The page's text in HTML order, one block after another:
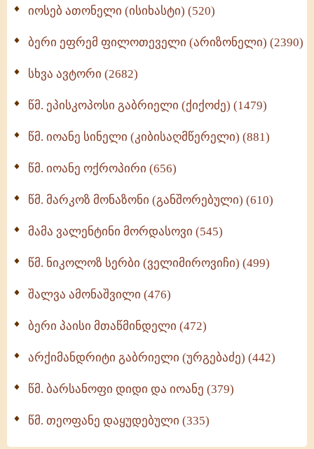
ქადაგებანი გაბრიელ ეპისკოპოსისა - II ტომი
სულიერი ცხოვრების სახელმძღვანელო -
ნაწილი II (369)
იოსებ ათონელი (ისიხასტი) (520)
ბერი ეფრემ ფილოთეველი (არიზონელი) (2390)
სხვა ავტორი (2682)
წმ. ეპისკოპოსი გაბრიელი (ქიქოძე) (1479)
წმ. იოანე სინელი (კიბისაღმწერელი) (881)
წმ. იოანე ოქროპირი (656)
წმ. მარკოზ მონაზონი (განშორებული) (610)
მამა ვალენტინი მორდასოვი (545)
წმ. ნიკოლოზ სერბი (ველიმიროვიჩი) (499)
შალვა ამონაშვილი (476)
ბერი პაისი მთაწმინდელი (472)
არქიმანდრიტი გაბრიელი (ურგებაძე) (442)
წმ. ბარსანოფი დიდი და იოანე (379)
წმ. თეოფანე დაყუდებული (335)